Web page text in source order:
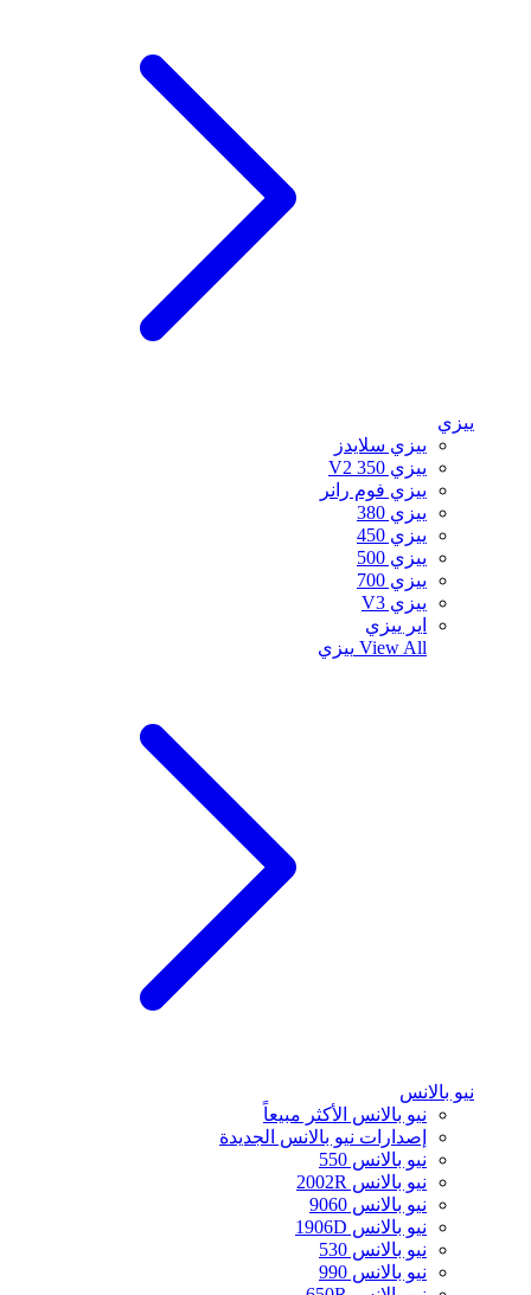
ييزي
ييزي سلايدز
ييزي 350 V2
ييزي فوم رانر
ييزي 380
ييزي 450
ييزي 500
ييزي 700
ييزي V3
اير ييزي
View All ييزي
نيو بالانس
نيو بالانس الأكثر مبيعاً
إصدارات نيو بالانس الجديدة
نيو بالانس 550
نيو بالانس 2002R
نيو بالانس 9060
نيو بالانس 1906D
نيو بالانس 530
نيو بالانس 990